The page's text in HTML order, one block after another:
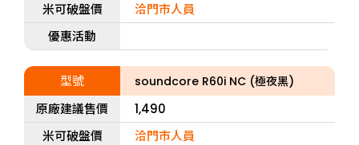
米可破盤價
洽門市人員
優惠活動
型號 soundcore R60i NC (極夜黑)
原廠建議售價
1,490
米可破盤價
洽門市人員